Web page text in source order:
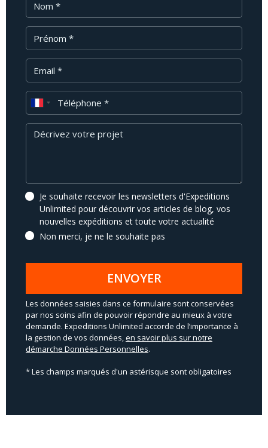
Prénom
Téléphone
Message
Je souhaite recevoir les newsletters d'Expeditions
Unlimited pour découvrir vos articles de blog, vos
nouvelles expéditions et toute votre actualité
Non merci, je ne le souhaite pas
ENVOYER
Les données saisies dans ce formulaire sont conservées
par nos soins afin de pouvoir répondre au mieux à votre
demande. Expeditions Unlimited accorde de l’importance à
la gestion de vos données,en savoir plus sur notre
démarche Données Personnelles.
* Les champs marqués d'un astérisque sont obligatoires